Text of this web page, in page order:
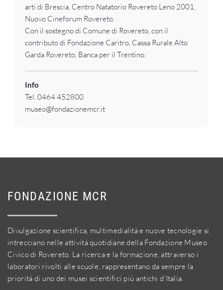
arti di Brescia, Centro Natatorio Rovereto Leno 2001,
Nuovo Cineforum Rovereto.
Con il sostegno di Comune di Rovereto, con il
contributo di Fondazione Caritro, Cassa Rurale Alto
Garda Rovereto, Banca per il Trentino.
Info
Tel. 0464 452800
museo@fondazionemcr.it
FONDAZIONE MCR
Divulgazione scientifica, multimedialità e nuove tecnologie si
intrecciano nelle attività quotidiane della Fondazione Museo
Civico di Rovereto. La ricerca e la formazione, attraverso i
laboratori rivolti alle scuole, rappresentano da sempre la
priorità di uno dei musei scientifici più antichi d'Italia.